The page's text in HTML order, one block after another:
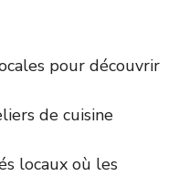
pour découvrir
de cuisine
locaux où les